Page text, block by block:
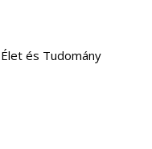
és Tudomány